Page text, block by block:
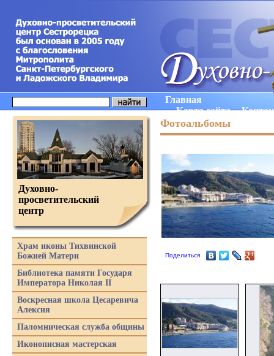
Главная
Карта сайта
Фотоальбомы
Поделиться
Духовно-
просветительский
центр
Храм иконы Тихвинской
Божией Матери
Библиотека памяти Государя
Императора Николая II
Воскресная школа Цесаревича
Алексия
Паломническая служба общины
Иконописная мастерская